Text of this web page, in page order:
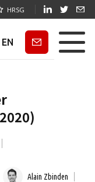
HRSG
EN Newsletter
Alain Zbinden